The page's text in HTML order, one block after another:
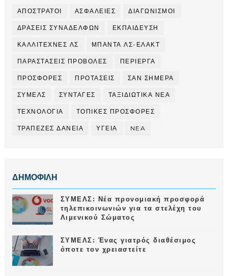
ΑΠΟΣΤΡΑΤΟΙ ΑΣΦΑΛΕΙΕΣ ΔΙΑΓΩΝΙΣΜΟΙ
ΔΡΑΣΕΙΣ ΣΥΝΑΔΕΛΦΩΝ ΕΚΠΑΙΔΕΥΣΗ
ΚΑΛΛΙΤΕΧΝΕΣ ΛΣ ΜΠΑΝΤΑ ΛΣ-ΕΛΑΚΤ
ΠΑΡΑΣΤΑΣΕΙΣ ΠΡΟΒΟΛΕΣ ΠΕΡΙΕΡΓΑ
ΠΡΟΣΦΟΡΕΣ ΠΡΟΤΑΣΕΙΣ ΣΑΝ ΣΗΜΕΡΑ
ΣΥΜΕΛΣ ΣΥΝΤΑΓΕΣ ΤΑΞΙΔΙΩΤΙΚΑ ΝΕΑ
ΤΕΧΝΟΛΟΓΙΑ ΤΟΠΙΚΕΣ ΠΡΟΣΦΟΡΕΣ
ΤΡΑΠΕΖΕΣ ΔΑΝΕΙΑ ΥΓΕΙΑ NEA
ΔΗΜΟΦΙΛΗ
ΣΥΜΕΛΣ: Νέα προνομιακή προσφορά
τηλεπικοινωνιών για τα στελέχη του
Λιμενικού Σώματος
ΣΥΜΕΛΣ: Ένας γιατρός διαθέσιμος
όποτε τον χρειαστείτε